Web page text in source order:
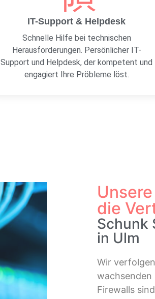
IT-Support & Helpdesk
Schnelle Hilfe bei technischen
Herausforderungen. Persönlicher IT-
Support und Helpdesk, der kompetent und
engagiert Ihre Pröbleme löst.
die
Schunk
in Ulm
Wir
wachsenden
Firewalls